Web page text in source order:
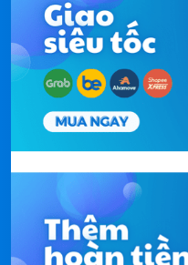
nhưng tích hợp vào
sao CZ ML758I có giá
đủ.
Power Share
dao khi 2 vùng
Khi cả 2 vùng cùng bật
thuyết là 6000W - có
Power Share giới hạn